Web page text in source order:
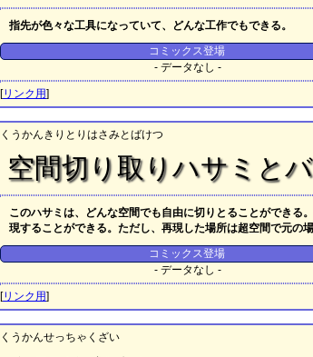
指先が色々な工具になっていて、どんな工作でもできる。
コミックス登場
- データなし -
[リンク用]
くうかんきりとりはさみとばけつ
空間切り取りハサミと
このハサミは、どんな空間でも自由に切りとることができる
現することができる。ただし、再現した場所は超空間で元の
コミックス登場
- データなし -
[リンク用]
くうかんせっちゃくざい